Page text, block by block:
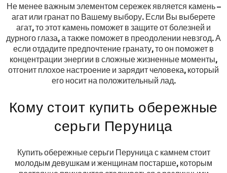
Не менее важным элементом сережек является камень –
агат или гранат по Вашему выбору. Если Вы выберете
агат, то этот камень поможет в защите от болезней и
дурного глаза, а также поможет в преодолении невзгод. А
если отдадите предпочтение гранату, то он поможет в
концентрации энергии в сложные жизненные моменты,
отгонит плохое настроение и зарядит человека, который
его носит на положительный лад.
Кому стоит купить обережные
серьги Перуница
Купить обережные серьги Перуница с камнем стоит
молодым девушкам и женщинам постарше, которым